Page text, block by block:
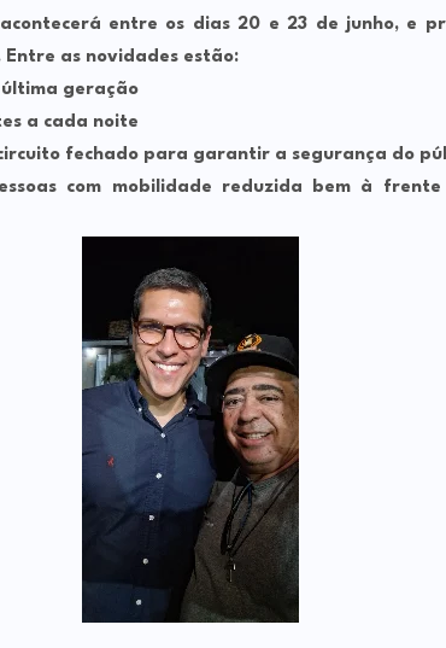
entre os dias20 e 23 de junho, e
Entre as novidades estão:
última geração
a cada noite
fechadopara garantir a segurança do
com mobilidade reduzida bem à frente